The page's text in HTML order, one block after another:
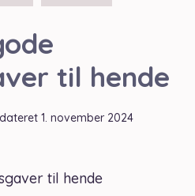
til hende
1. november 2024